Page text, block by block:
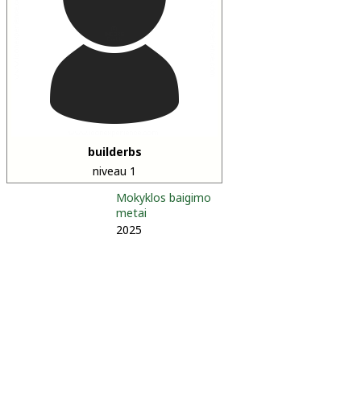
builderbs
niveau 1
Mokyklos baigimo
metai
2025